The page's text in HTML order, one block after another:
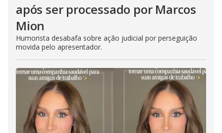
após ser processado por Marcos
Mion
Humorista desabafa sobre ação judicial por perseguição
movida pelo apresentador.